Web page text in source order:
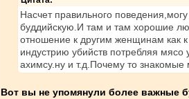
Насчет правильного
буддийскую.И там и там хорошие
отношение к другим женщинам как
индустрию убийств потребляя
ахимсу.ну и т.д.Почему то
Вот вы не упомянули более важные